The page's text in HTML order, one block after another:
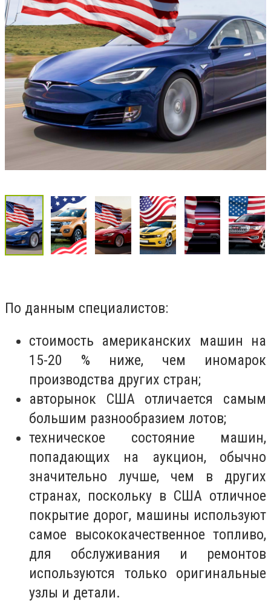
По данным специалистов:
стоимость американских машин на
15-20 % ниже, чем иномарок
производства других стран;
авторынок США отличается самым
большим разнообразием лотов;
техническое состояние машин,
попадающих на аукцион, обычно
значительно лучше, чем в других
странах, поскольку в США отличное
покрытие дорог, машины используют
самое высококачественное топливо,
для обслуживания и ремонтов
используются только оригинальные
узлы и детали.